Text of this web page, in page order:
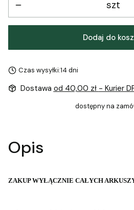
szt
Dodaj do
Czas wysyłki:14 dni
Dostawa od 40,00 zł - Kurier
dostępny na
Opis
ZAKUP WYŁĄCZNIE CAŁYCH